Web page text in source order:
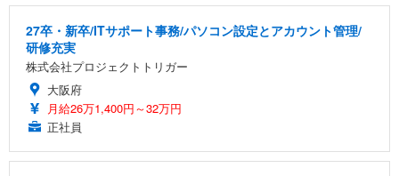
27卒・新卒/ITサポート事務/パソコン設定とアカウント管理/
研修充実
株式会社プロジェクトトリガー
大阪府
月給26万1,400円～32万円
正社員